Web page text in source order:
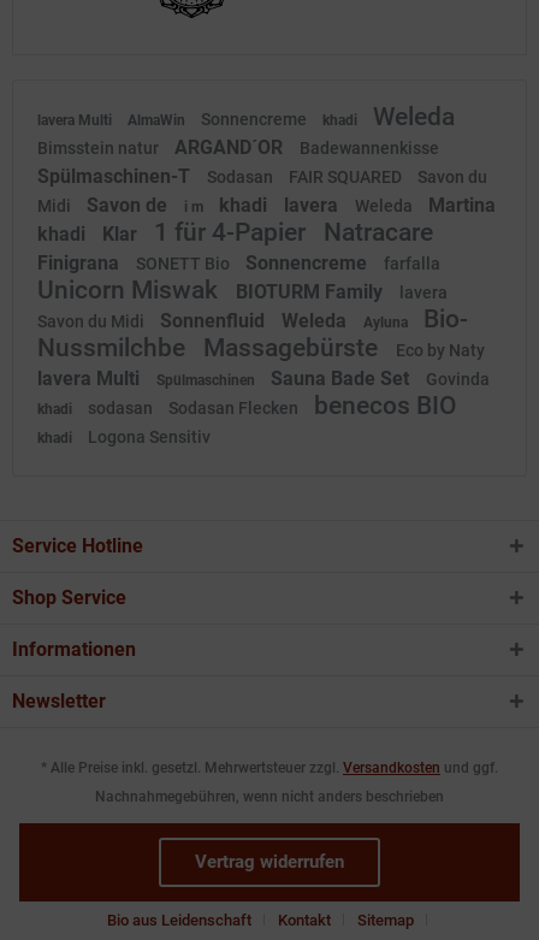
lavera Multi AlmaWin Sonnencreme khadi Weleda
Bimsstein natur ARGAND´OR Badewannenkisse
Spülmaschinen-T Sodasan FAIR SQUARED
Savon du
Midi
Savon de i m khadi lavera Weleda
Martina
khadi
Klar 1 für 4-Papier Natracare
Finigrana SONETT Bio Sonnencreme farfalla
Unicorn Miswak BIOTURM Family
lavera
Savon du Midi
Sonnenfluid Weleda Ayluna
Bio-
Nussmilchbe
Massagebürste Eco by Naty
lavera Multi Spülmaschinen Sauna Bade Set Govinda
khadi sodasan Sodasan Flecken benecos BIO
khadi Logona Sensitiv
Service Hotline
Shop Service
Informationen
Newsletter
* Alle Preise inkl. gesetzl. Mehrwertsteuer zzgl. Versandkosten und ggf.
Nachnahmegebühren, wenn nicht anders beschrieben
Vertrag widerrufen
Bio aus Leidenschaft Kontakt Sitemap